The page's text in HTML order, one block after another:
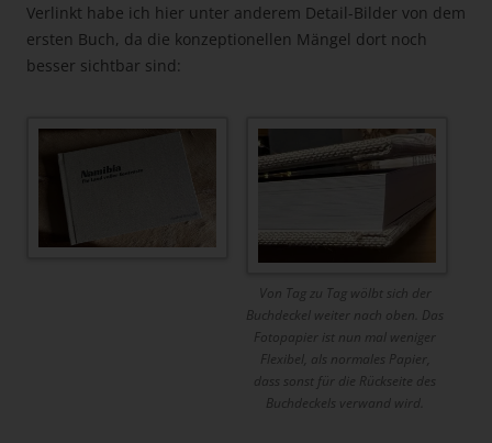
Verlinkt habe ich hier unter anderem Detail-Bilder von dem
ersten Buch, da die konzeptionellen Mängel dort noch
besser sichtbar sind:
Von Tag zu Tag wölbt sich der
Buchdeckel weiter nach oben. Das
Fotopapier ist nun mal weniger
Flexibel, als normales Papier,
dass sonst für die Rückseite des
Buchdeckels verwand wird.